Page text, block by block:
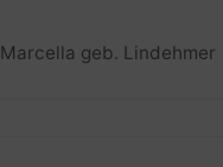
Marcella geb. Lindehmer